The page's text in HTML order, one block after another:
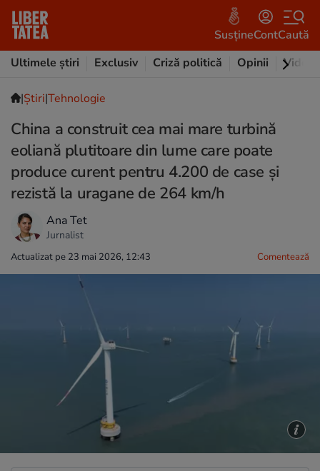
SusțineContCaută
Ultimele știri
Exclusiv Criză politică Opinii Video
|Ştiri|Tehnologie
China a construit cea mai mare turbină
eoliană plutitoare din lume care poate
produce curent pentru 4.200 de case și
rezistă la uragane de 264 km/h
Ana Tet
Jurnalist
Actualizat pe 23 mai 2026, 12:43 Comentează